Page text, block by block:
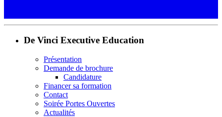
De Vinci Executive Education
Présentation
Demande de brochure
Candidature
Financer sa formation
Contact
Soirée Portes Ouvertes
Actualités